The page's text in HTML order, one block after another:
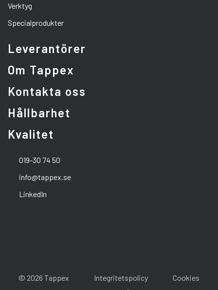
Verktyg
Specialprodukter
Leverantörer
Om Tappex
Kontakta oss
Hållbarhet
Kvalitet
019-30 74 50
info@tappex.se
LinkedIn
© 2026 Tappex Integritetspolicy
Cookies